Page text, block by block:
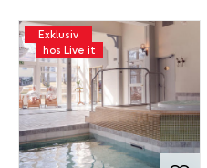
Exklusiv
hos Live it